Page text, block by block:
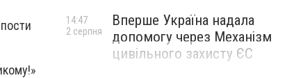
Вперше Україна надала
допомогу через Механізм
цивільного захисту ЄС
14:47
2 серпня